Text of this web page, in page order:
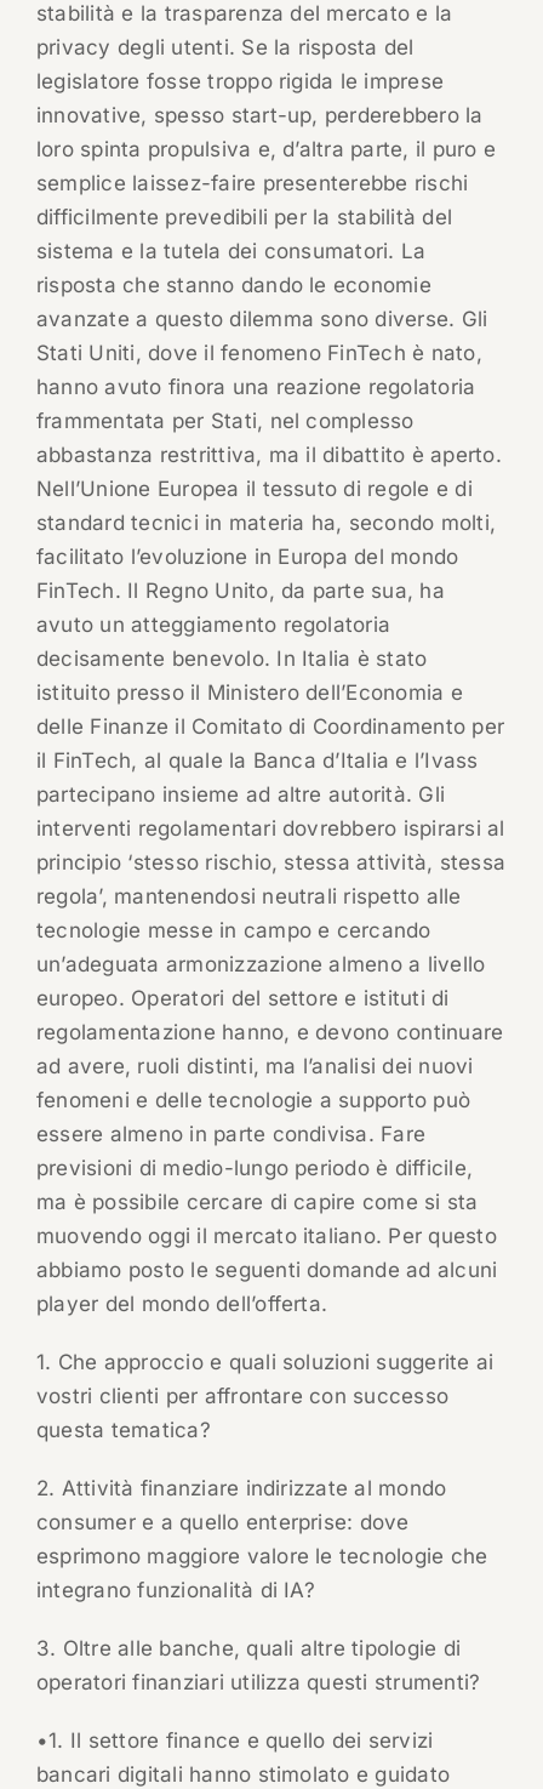
stabilità e la trasparenza del mercato e la
privacy degli utenti. Se la risposta del
legislatore fosse troppo rigida le imprese
innovative, spesso start-up, perderebbero la
loro spinta propulsiva e, d’altra parte, il puro e
semplice laissez-faire presenterebbe rischi
difficilmente prevedibili per la stabilità del
sistema e la tutela dei consumatori. La
risposta che stanno dando le economie
avanzate a questo dilemma sono diverse. Gli
Stati Uniti, dove il fenomeno FinTech è nato,
hanno avuto finora una reazione regolatoria
frammentata per Stati, nel complesso
abbastanza restrittiva, ma il dibattito è aperto.
Nell’Unione Europea il tessuto di regole e di
standard tecnici in materia ha, secondo molti,
facilitato l’evoluzione in Europa del mondo
FinTech. Il Regno Unito, da parte sua, ha
avuto un atteggiamento regolatoria
decisamente benevolo. In Italia è stato
istituito presso il Ministero dell’Economia e
delle Finanze il Comitato di Coordinamento per
il FinTech, al quale la Banca d’Italia e l’Ivass
partecipano insieme ad altre autorità. Gli
interventi regolamentari dovrebbero ispirarsi al
principio ‘stesso rischio, stessa attività, stessa
regola’, mantenendosi neutrali rispetto alle
tecnologie messe in campo e cercando
un’adeguata armonizzazione almeno a livello
europeo. Operatori del settore e istituti di
regolamentazione hanno, e devono continuare
ad avere, ruoli distinti, ma l’analisi dei nuovi
fenomeni e delle tecnologie a supporto può
essere almeno in parte condivisa. Fare
previsioni di medio-lungo periodo è difficile,
ma è possibile cercare di capire come si sta
muovendo oggi il mercato italiano. Per questo
abbiamo posto le seguenti domande ad alcuni
player del mondo dell’offerta.
1. Che approccio e quali soluzioni suggerite ai
vostri clienti per affrontare con successo
questa tematica?
2. Attività finanziare indirizzate al mondo
consumer e a quello enterprise: dove
esprimono maggiore valore le tecnologie che
integrano funzionalità di IA?
3. Oltre alle banche, quali altre tipologie di
operatori finanziari utilizza questi strumenti?
•1. Il settore finance e quello dei servizi
bancari digitali hanno stimolato e guidato